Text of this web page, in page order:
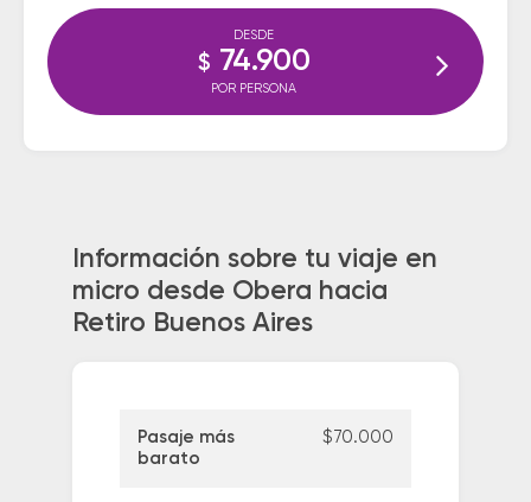
DESDE
$ 74.900
POR PERSONA
Información sobre tu viaje en
micro desde Obera hacia
Retiro Buenos Aires
Pasaje más
barato
$70.000